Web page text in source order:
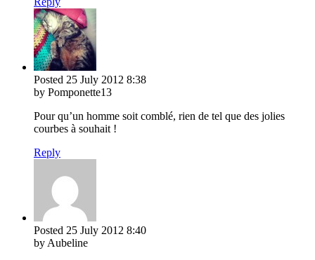
Posted 25 July 2012 8:38
by Pomponette13
Pour qu’un homme soit comblé, rien de tel que des jolies
courbes à souhait !
Reply
Posted 25 July 2012 8:40
by Aubeline